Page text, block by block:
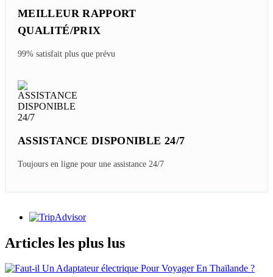
MEILLEUR RAPPORT
QUALITÉ/PRIX
99% satisfait plus que prévu
ASSISTANCE DISPONIBLE 24/7
Toujours en ligne pour une assistance 24/7
Articles les plus lus